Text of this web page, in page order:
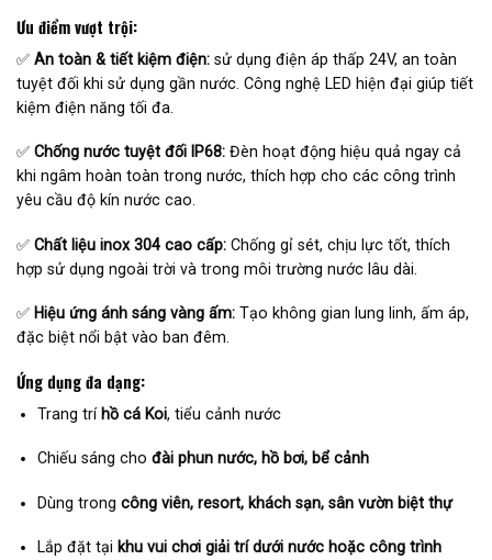
Ưu điểm vượt trội:
✅ An toàn & tiết kiệm điện: sử dụng điện áp thấp 24V, an toàn
tuyệt đối khi sử dụng gần nước. Công nghệ LED hiện đại giúp tiết
kiệm điện năng tối đa.
✅ Chống nước tuyệt đối IP68: Đèn hoạt động hiệu quả ngay cả
khi ngâm hoàn toàn trong nước, thích hợp cho các công trình
yêu cầu độ kín nước cao.
✅ Chất liệu inox 304 cao cấp: Chống gỉ sét, chịu lực tốt, thích
hợp sử dụng ngoài trời và trong môi trường nước lâu dài.
✅ Hiệu ứng ánh sáng vàng ấm: Tạo không gian lung linh, ấm áp,
đặc biệt nổi bật vào ban đêm.
Ứng dụng đa dạng:
Trang trí hồ cá Koi, tiểu cảnh nước
Chiếu sáng cho đài phun nước, hồ bơi, bể cảnh
Dùng trong công viên, resort, khách sạn, sân vườn biệt thự
Lắp đặt tại khu vui chơi giải trí dưới nước hoặc công trình